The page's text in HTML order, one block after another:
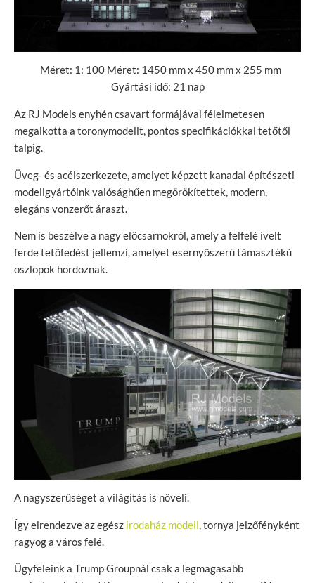
Méret: 1: 100 Méret: 1450 mm x 450 mm x 255 mm
Gyártási idő: 21 nap
Az RJ Models enyhén csavart formájával félelmetesen
megalkotta a toronymodellt, pontos specifikációkkal tetőtől
talpig.
Üveg- és acélszerkezete, amelyet képzett kanadai építészeti
modellgyártóink valósághűen megörökítettek, modern,
elegáns vonzerőt áraszt.
Nem is beszélve a nagy előcsarnokról, amely a felfelé ívelt
ferde tetőfedést jellemzi, amelyet esernyőszerű támasztékú
oszlopok hordoznak.
A nagyszerűséget a világítás is növeli.
Így elrendezve az egész irodaház modell, tornya jelzőfényként
ragyog a város felé.
Ügyfeleink a Trump Groupnál csak a legmagasabb